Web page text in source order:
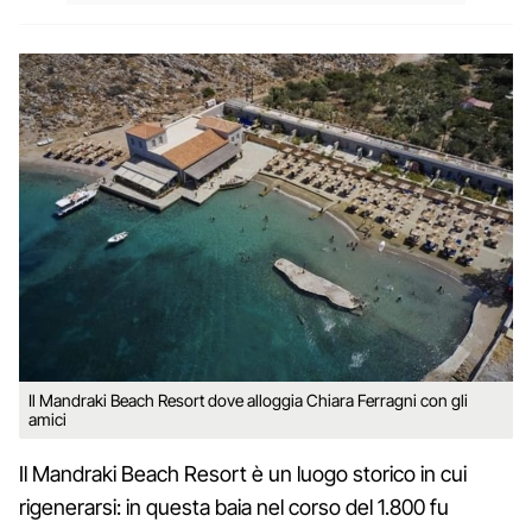
Il Mandraki Beach Resort dove alloggia Chiara Ferragni con gli
amici
Il Mandraki Beach Resort è un luogo storico in cui
rigenerarsi: in questa baia nel corso del 1.800 fu